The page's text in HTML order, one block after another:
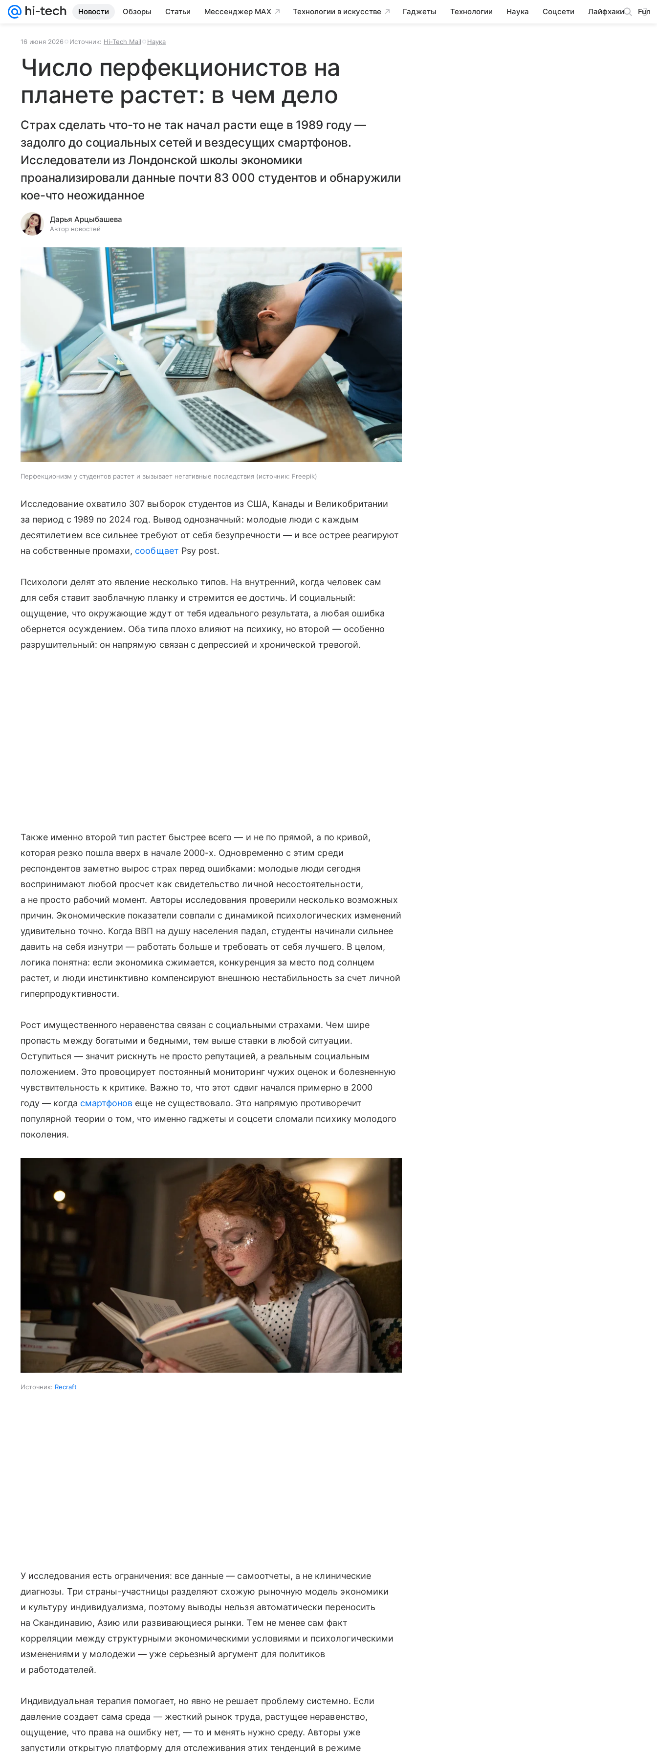
Новости Обзоры Статьи Мессенджер MAX Технологии в искусстве Гаджеты Технологии Наука Соцсети Лайфхаки Fun
16 июня 2026 Источник: Hi-Tech Mail Наука
Число перфекционистов на
планете растет: в чем дело
Страх сделать что-то не так начал расти еще в 1989 году —
задолго до социальных сетей и вездесущих смартфонов.
Исследователи из Лондонской школы экономики
проанализировали данные почти 83 000 студентов и обнаружили
кое-что неожиданное
Дарья Арцыбашева
Автор новостей
Перфекционизм у студентов растет и вызывает негативные последствия источник: Freepik
Исследование охватило 307 выборок студентов из США, Канады и Великобритании
за период с 1989 по 2024 год. Вывод однозначный: молодые люди с каждым
десятилетием все сильнее требуют от себя безупречности — и все острее реагируют
на собственные промахи, сообщает Psy post.
Психологи делят это явление несколько типов. На внутренний, когда человек сам
для себя ставит заоблачную планку и стремится ее достичь. И социальный:
ощущение, что окружающие ждут от тебя идеального результата, а любая ошибка
обернется осуждением. Оба типа плохо влияют на психику, но второй — особенно
разрушительный: он напрямую связан с депрессией и хронической тревогой.
Также именно второй тип растет быстрее всего — и не по прямой, а по кривой,
которая резко пошла вверх в начале 2000-х. Одновременно с этим среди
респондентов заметно вырос страх перед ошибками: молодые люди сегодня
воспринимают любой просчет как свидетельство личной несостоятельности,
а не просто рабочий момент. Авторы исследования проверили несколько возможных
причин. Экономические показатели совпали с динамикой психологических изменений
удивительно точно. Когда ВВП на душу населения падал, студенты начинали сильнее
давить на себя изнутри — работать больше и требовать от себя лучшего. В целом,
логика понятна: если экономика сжимается, конкуренция за место под солнцем
растет, и люди инстинктивно компенсируют внешнюю нестабильность за счет личной
гиперпродуктивности.
Рост имущественного неравенства связан с социальными страхами. Чем шире
пропасть между богатыми и бедными, тем выше ставки в любой ситуации.
Оступиться — значит рискнуть не просто репутацией, а реальным социальным
положением. Это провоцирует постоянный мониторинг чужих оценок и болезненную
чувствительность к критике. Важно то, что этот сдвиг начался примерно в 2000
году — когда смартфонов еще не существовало. Это напрямую противоречит
популярной теории о том, что именно гаджеты и соцсети сломали психику молодого
поколения.
Источник: Recraft
У исследования есть ограничения: все данные — самоотчеты, а не клинические
диагнозы. Три страны-участницы разделяют схожую рыночную модель экономики
и культуру индивидуализма, поэтому выводы нельзя автоматически переносить
на Скандинавию, Азию или развивающиеся рынки. Тем не менее сам факт
корреляции между структурными экономическими условиями и психологическими
изменениями у молодежи — уже серьезный аргумент для политиков
и работодателей.
Индивидуальная терапия помогает, но явно не решает проблему системно. Если
давление создает сама среда — жесткий рынок труда, растущее неравенство,
ощущение, что права на ошибку нет, — то и менять нужно среду. Авторы уже
запустили открытую платформу для отслеживания этих тенденций в режиме